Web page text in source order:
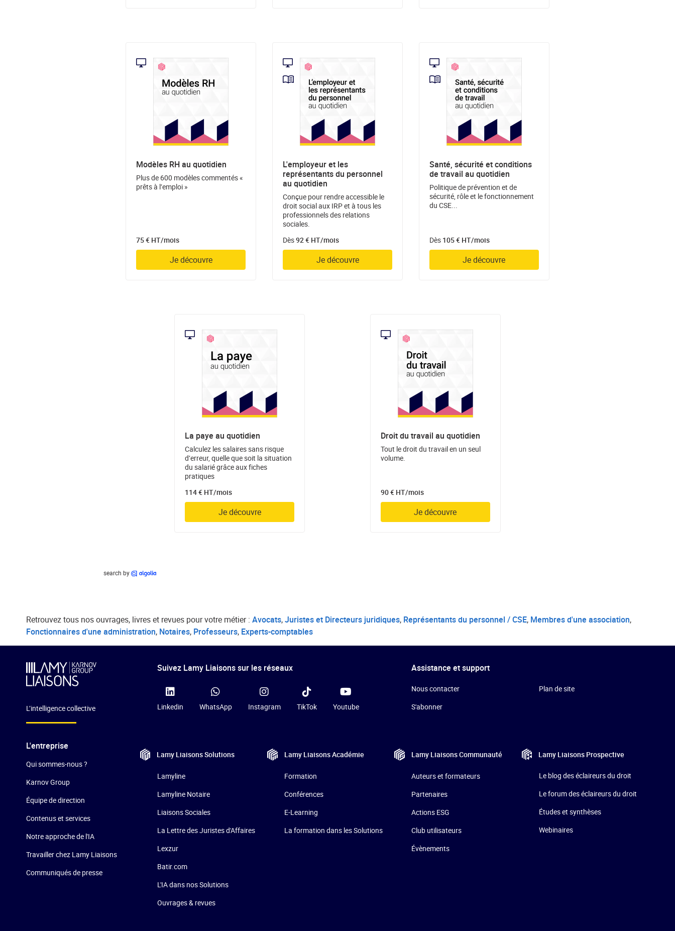
Modèles RH au quotidien
Plus de 600 modèles commentés «
prêts à l’emploi »
75 € HT/mois
Je découvre
L'employeur et les
représentants du personnel
au quotidien
Conçue pour rendre accessible le
droit social aux IRP et à tous les
professionnels des relations
sociales.
Dès92 € HT/mois
Je découvre
Santé, sécurité et conditions
de travail au quotidien
Politique de prévention et de
sécurité, rôle et le fonctionnement
du CSE...
Dès105 € HT/mois
Je découvre
La paye au quotidien
Calculez les salaires sans risque
d’erreur, quelle que soit la situation
du salarié grâce aux fiches
pratiques
114 € HT/mois
Je découvre
Droit du travail au quotidien
Tout le droit du travail en un seul
volume.
90 € HT/mois
Je découvre
search by
Retrouvez tous nos ouvrages, livres et revues pour votre métier : Avocats,Juristes et Directeurs juridiques, Représentants du personnel / CSE, Membres d'une association,
Fonctionnaires d'une administration, Notaires, Professeurs, Experts-comptables
L’intelligence collective
L'entreprise
Qui sommes-nous ?
Karnov Group
Équipe de direction
Contenus et services
Notre approche de l'IA
Travailler chez Lamy Liaisons
Communiqués de presse
Suivez Lamy Liaisons sur les réseaux
Linkedin WhatsApp Instagram TikTok Youtube
Assistance et support
Nous contacter
S'abonner
Plan de site
Lamy LiaisonsSolutions
Lamyline
Lamyline Notaire
Liaisons Sociales
La Lettre des Juristes d'Affaires
Lexzur
Batir.com
L'IA dans nos Solutions
Ouvrages & revues
Lamy LiaisonsAcadémie
Formation
Conférences
E-Learning
La formation dans les Solutions
Lamy LiaisonsCommunauté
Auteurs et formateurs
Partenaires
Actions ESG
Club utilisateurs
Évènements
Lamy Liaisons Prospective
Le blog des éclaireurs du droit
Le forum des éclaireurs du droit
Études et synthèses
Webinaires